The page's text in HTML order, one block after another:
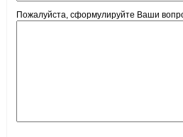
Пожалуйста, сформулируйте Ваши